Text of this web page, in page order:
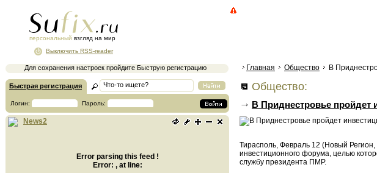
персональный взгляд на мир
Для сохранения настроек пройдите Быструю регистрацию
Выключить RSS-reader
Быстрая регистрация
Логин: Пароль:
News2
Error parsing this feed !
Error: , at line:
Главная Общество В
Общество:
В Приднестровье
Тирасполь, Февраль 12 (Новый
инвестиционного форума, целью
службу президента ПМР.